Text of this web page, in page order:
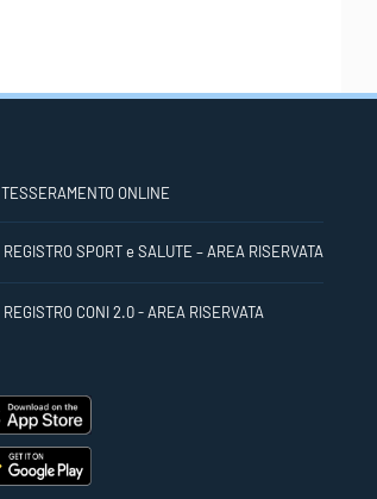
TESSERAMENTO ONLINE
REGISTRO SPORT e SALUTE – AREA RISERVATA
REGISTRO CONI 2.0 - AREA RISERVATA